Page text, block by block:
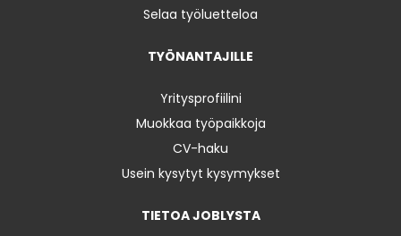
Selaa työluetteloa
TYÖNANTAJILLE
Yritysprofiilini
Muokkaa työpaikkoja
CV-haku
Usein kysytyt kysymykset
TIETOA JOBLYSTA